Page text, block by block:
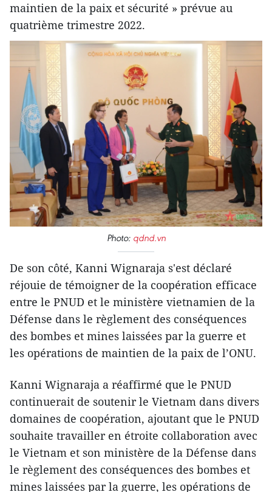
maintien de la paix et sécurité » prévue au
quatrième trimestre 2022.
Photo: qdnd.vn
De son côté, Kanni Wignaraja s'est déclaré
réjouie de témoigner de la coopération efficace
entre le PNUD et le ministère vietnamien de la
Défense dans le règlement des conséquences
des bombes et mines laissées par la guerre et
les opérations de maintien de la paix de l’ONU.
Kanni Wignaraja a réaffirmé que le PNUD
continuerait de soutenir le Vietnam dans divers
domaines de coopération, ajoutant que le PNUD
souhaite travailler en étroite collaboration avec
le Vietnam et son ministère de la Défense dans
le règlement des conséquences des bombes et
mines laissées par la guerre, les opérations de